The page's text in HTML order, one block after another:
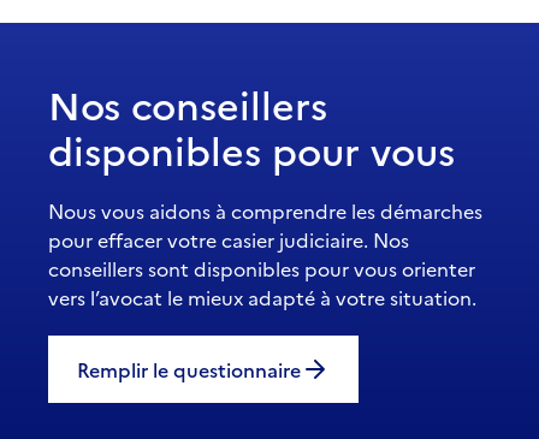
Nos conseillers
disponibles pour vous
Nous vous aidons à comprendre les démarches
pour effacer votre casier judiciaire. Nos
conseillers sont disponibles pour vous orienter
vers l’avocat le mieux adapté à votre situation.
Remplir le questionnaire